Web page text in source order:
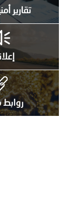
تقارير